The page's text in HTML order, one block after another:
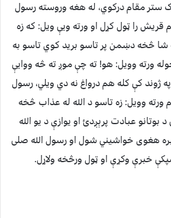
ستر مقام درکوي، له هغه وروسته رسول
قريش را ټول کړل او ورته ويې ويل: که زه
شا څخه دښمن پر تاسو بريد کوي تاسو به
ورته وويل: هو! ته چې موږ ته څه ووايې
ژوند کې کله هم درواغ نه دي ويلي، رسول
ورته وويل: زه تاسو د الله له عذاب څخه
بوتانو عبادت پرېږدئ او يوازې د يو الله
هغوی خواشيني شول او رسول الله صلی
خبرې وکړې او ټول ورڅخه ولاړل.